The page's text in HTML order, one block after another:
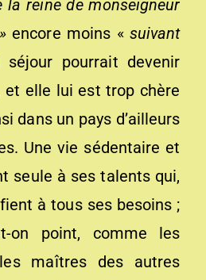
lareinede monseigneur
encore moins « suivant
séjour pourrait devenir
et elle lui est trop chère
dans un pays d’ailleurs
Une vie sédentaire et
seule à ses talents qui,
à tous ses besoins ;
on point, comme les
maîtres des autres